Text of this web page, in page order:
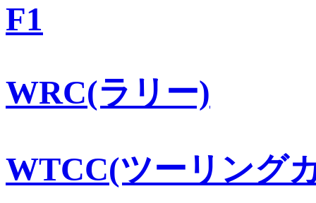
F1
WRC(ラリー)
WTCC(ツーリング